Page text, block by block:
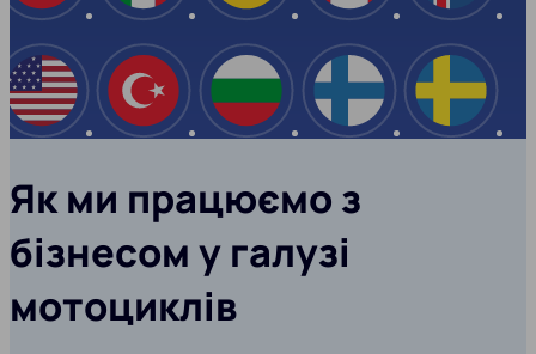
США ТуреччинаБолгарія Фінляндія Швеція
Як ми працюємо з
бізнесом у галузі
мотоциклів